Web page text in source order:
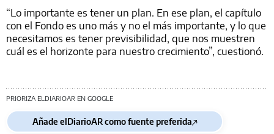
“Lo importante es tener un plan. En ese plan, el capítulo
con el Fondo es uno más y no el más importante, y lo que
necesitamos es tener previsibilidad, que nos muestren
cuál es el horizonte para nuestro crecimiento”, cuestionó.
PRIORIZA ELDIARIOAR EN GOOGLE
Añade elDiarioAR como fuente preferida